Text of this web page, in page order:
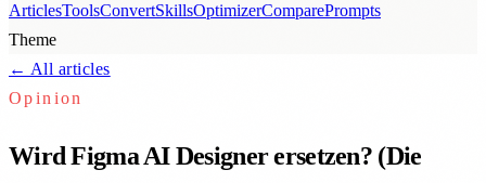
ArticlesToolsConvertSkillsOptimizerComparePrompts
Theme
← All articles
Opinion
Wird Figma AI Designer ersetzen? (Die